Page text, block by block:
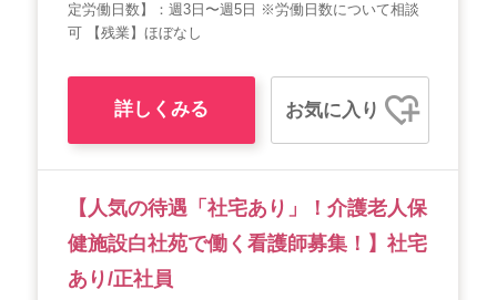
定労働日数】：週3日〜週5日 ※労働日数について相談
可 【残業】ほぼなし
詳しくみる お気に入り
【人気の待遇「社宅あり」！介護老人保
健施設白社苑で働く看護師募集！】社宅
あり/正社員